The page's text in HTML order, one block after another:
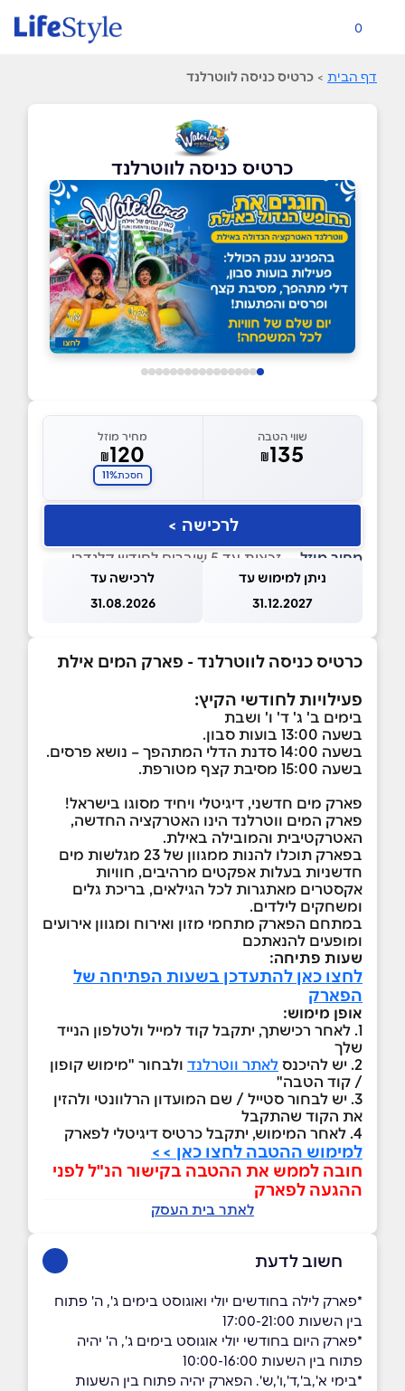
0
דף הבית > כרטיס כניסה לווטרלנד
כרטיס כניסה לווטרלנד
שווי הטבה
₪135
מחיר מוזל
₪120
חסכת11%
לרכישה >
מחיר מוזל — זכאות עד 5 שוברים לחודש קלנדרי
ניתן למימוש עד
31.12.2027
לרכישה עד
31.08.2026
כרטיס כניסה לווטרלנד - פארק המים אילת
פעילויות לחודשי הקיץ:
בימים ב' ג' ד' ו' ושבת
בשעה 13:00 בועות סבון.
בשעה 14:00 סדנת הדלי המתהפך – נושא פרסים.
בשעה 15:00 מסיבת קצף מטורפת.
פארק מים חדשני, דיגיטלי ויחיד מסוגו בישראל!
פארק המים ווטרלנד הינו האטרקציה החדשה,
האטרקטיבית והמובילה באילת.
בפארק תוכלו להנות ממגוון של 23 מגלשות מים
חדשניות בעלות אפקטים מרהיבים, חוויות
אקסטרים מאתגרות לכל הגילאים, בריכת גלים
ומשחקים לילדים.
במתחם הפארק מתחמי מזון ואירוח ומגוון אירועים
ומופעים להנאתכם
שעות פתיחה:
לחצו כאן להתעדכן בשעות הפתיחה של
הפארק
אופן מימוש:
1. לאחר רכישתך, יתקבל קוד למייל ולטלפון הנייד
שלך
2. יש להיכנס
לאתר ווטרלנד ולבחור "מימוש קופון
/ קוד הטבה"
3. יש לבחור סטייל / שם המועדון הרלוונטי ולהזין
את הקוד שהתקבל
4. לאחר המימוש, יתקבל כרטיס דיגיטלי לפארק
למימוש ההטבה לחצו כאן >>
חובה לממש את ההטבה בקישור הנ"ל לפני
ההגעה לפארק
לאתר בית העסק
חשוב לדעת
*פארק לילה בחודשים יולי ואוגוסט בימים ג', ה' פתוח
בין השעות 17:00-21:00
*פארק היום בחודשי יולי אוגוסט בימים ג', ה' יהיה
פתוח בין השעות 10:00-16:00
*בימי א',ב',ד',ו',ש'. הפארק יהיה פתוח בין השעות